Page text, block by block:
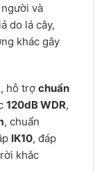
và
do lá cây,
khác gây
, hỗ trợ chuẩn
120dB WDR,
, chuẩn
IK10, đáp
khắc